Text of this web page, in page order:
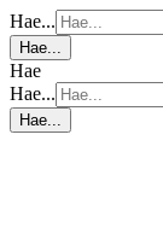
Hae...
Hae...
Hae
Hae...
Hae...